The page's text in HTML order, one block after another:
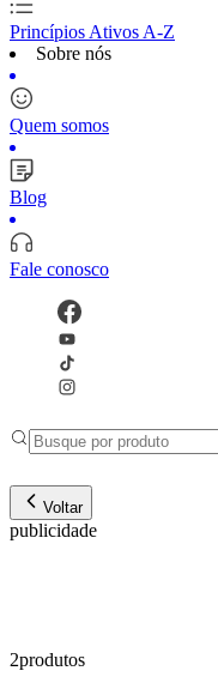
Princípios Ativos A-Z
Sobre nós
Quem somos
Blog
Fale conosco
Voltar
publicidade
2produtos